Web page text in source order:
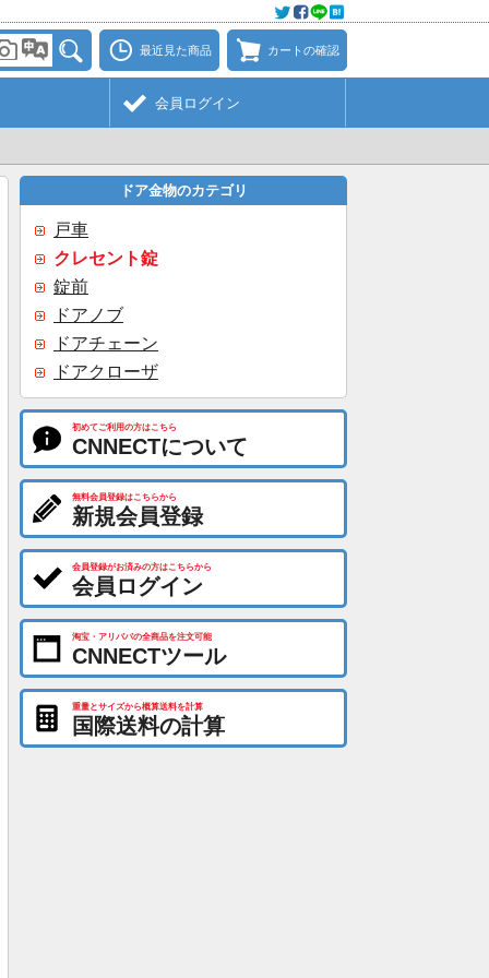
最近見た商品 カートの確認
会員ログイン
ドア金物のカテゴリ
戸車
クレセント錠
錠前
ドアノブ
ドアチェーン
ドアクローザ
初めてご利用の方はこちら
CNNECTについて
無料会員登録はこちらから
新規会員登録
会員登録がお済みの方はこちらから
会員ログイン
淘宝・アリババの全商品を注文可能
CNNECTツール
重量とサイズから概算送料を計算
国際送料の計算